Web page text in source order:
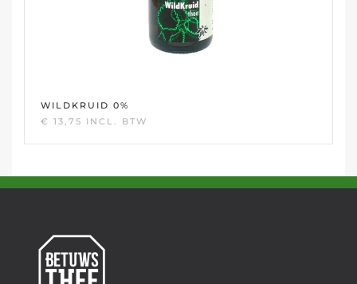
WILDKRUID 0%
€ 13,75 INCL. BTW